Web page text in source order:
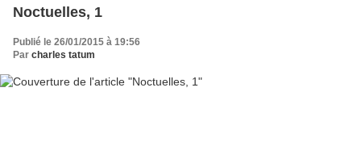
Noctuelles, 1
Publié le 26/01/2015 à 19:56
Par charles tatum